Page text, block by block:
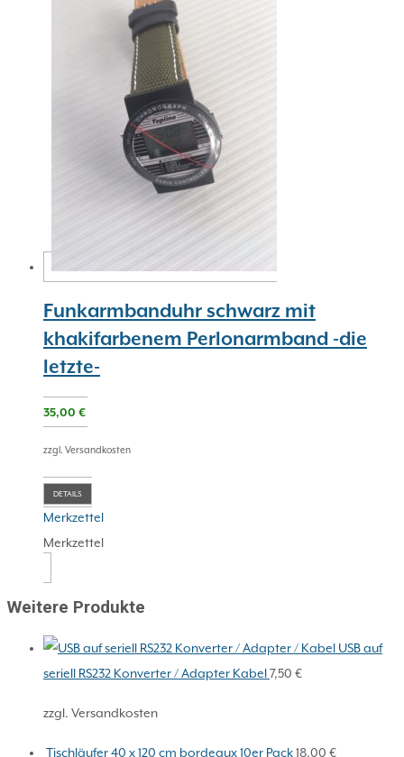
Funkarmbanduhr schwarz mit
khakifarbenem Perlonarmband -die
letzte-
35,00 €
zzgl. Versandkosten
DETAILS
Merkzettel
Merkzettel
Weitere Produkte
USB auf
seriell RS232 Konverter / Adapter Kabel7,50 €
zzgl. Versandkosten
Tischläufer 40 x 120 cm bordeaux 10er Pack18,00 €